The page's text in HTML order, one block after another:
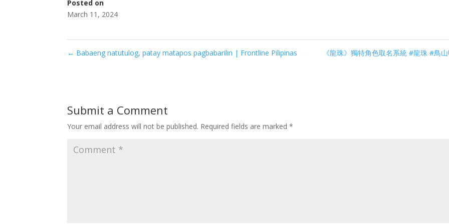
Posted on
March 11, 2024
← Babaeng natutulog, patay matapos pagbabarilin | Frontline Pilipinas 《龍珠》獨特角色取名系統 #龍珠 #鳥
Submit a Comment
Your email address will not be published. Required fields are marked*